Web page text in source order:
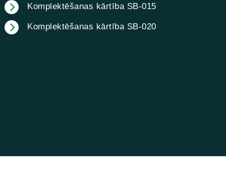
Komplektēšanas kārtība SB-015
Komplektēšanas kārtība SB-020